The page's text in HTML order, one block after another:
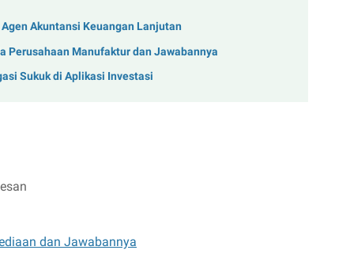
Akuntansi Keuangan Lanjutan
Perusahaan Manufaktur dan Jawabannya
Sukuk di Aplikasi Investasi
dan Jawabannya